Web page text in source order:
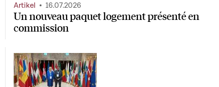
Un nouveau paquet logement présenté en
commission
Artikel 16.07.2026